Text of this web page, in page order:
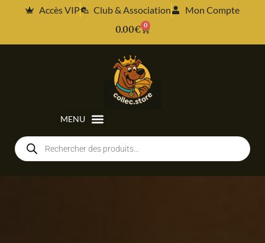
Accès VIP Club & Association
Mon Compte
0.00€ 0